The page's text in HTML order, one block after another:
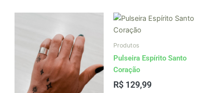
Produtos
Pulseira Espírito Santo
Coração
R$ 129,99